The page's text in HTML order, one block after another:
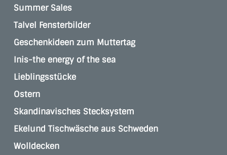
Summer Sales
Talvel Fensterbilder
Geschenkideen zum Muttertag
Inis-the energy of the sea
Lieblingsstücke
Ostern
Skandinavisches Stecksystem
Ekelund Tischwäsche aus Schweden
Wolldecken